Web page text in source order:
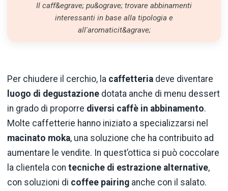
Il caff&egrave; pu&ograve; trovare abbinamenti
interessanti in base alla tipologia e
all'aromaticit&agrave;
Per chiudere il cerchio, la caffetteria deve diventare
luogo di degustazione dotata anche di menu dessert
in grado di proporre diversi caffè in abbinamento.
Molte caffetterie hanno iniziato a specializzarsi nel
macinato moka, una soluzione che ha contribuito ad
aumentare le vendite. In quest’ottica si può coccolare
la clientela con tecniche di estrazione alternative,
con soluzioni di coffee pairing anche con il salato.